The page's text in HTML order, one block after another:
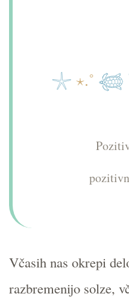
𓇼 ⋆.˚ 𓆉
Včasih nas okrepi
razbremenijo solze,